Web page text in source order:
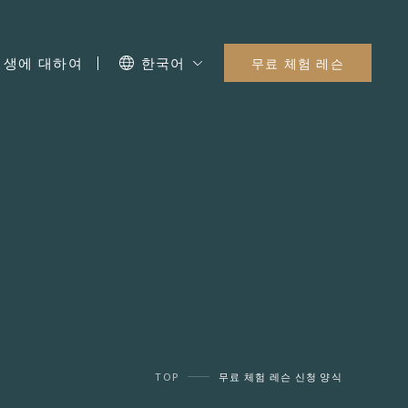
에 대하여 한국어 무료 체험 레슨
TOP 무료 체험 레슨 신청 양식